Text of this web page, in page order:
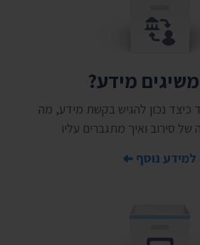
מידע?
כיצד נכון להגיש בקשת מידע, מה
סירוב ואיך מתגברים עליו
למידע נוסף